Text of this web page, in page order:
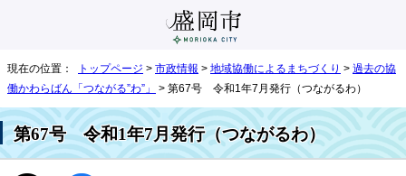
現在の位置： トップページ > 市政情報 > 地域協働によるまちづくり > 過去の協
働かわらばん「つながる”わ”」
> 第67号 令和1年7月発行（つながるわ）
第67号 令和1年7月発行（つながるわ）